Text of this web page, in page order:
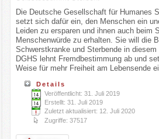
Die Deutsche Gesellschaft für Humanes
setzt sich dafür ein, den Menschen ein
Leiden zu ersparen und ihnen auch beim
Menschenwürde zu erhalten. Sie will die
Schwerstkranke und Sterbende in
DGHS lehnt Fremdbestimmung ab und
Weise für mehr Freiheit am Lebensende
Details
Veröffentlicht: 31. Juli 2019
Erstellt: 31. Juli 2019
Zuletzt aktualisiert: 12. Juli 2020
Zugriffe: 37517